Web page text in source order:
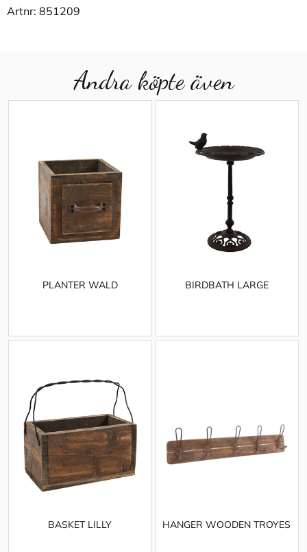
Artnr: 851209
Andra köpte även
PLANTER WALD BIRDBATH LARGE
BASKET LILLY HANGER WOODEN TROYES